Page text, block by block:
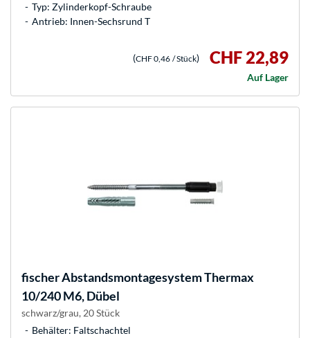
Typ: Zylinderkopf-Schraube
Antrieb: Innen-Sechsrund T
(CHF 0,46 / Stück) CHF 22,89
Auf Lager
fischerAbstandsmontagesystem Thermax
10/240 M6, Dübel
schwarz/grau, 20 Stück
Behälter: Faltschachtel